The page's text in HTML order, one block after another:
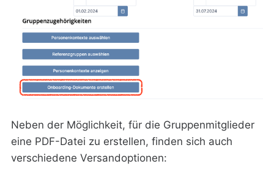
Neben der Möglichkeit, für die Gruppenmitglieder
eine PDF-Datei zu erstellen, finden sich auch
verschiedene Versandoptionen: